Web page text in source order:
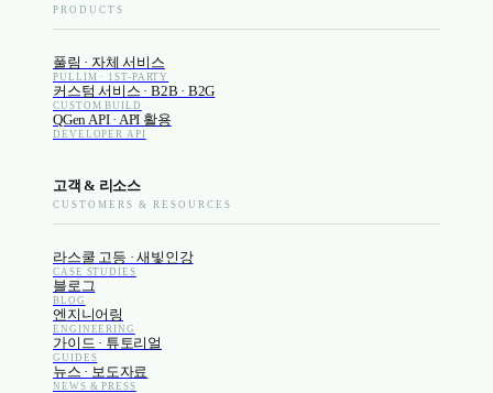
PRODUCTS
풀림 · 자체 서비스
PULLIM · 1ST-PARTY
커스텀 서비스 · B2B · B2G
CUSTOM BUILD
QGen API · API 활용
DEVELOPER API
고객 & 리소스
CUSTOMERS & RESOURCES
라스쿨 고등 · 새빛인강
CASE STUDIES
블로그
BLOG
엔지니어링
ENGINEERING
가이드 · 튜토리얼
GUIDES
뉴스 · 보도자료
NEWS & PRESS